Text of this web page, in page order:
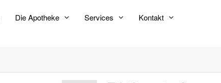
Die Apotheke Services Kontakt